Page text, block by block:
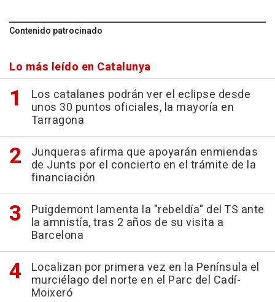
Contenido patrocinado
Lo más leído en Catalunya
Los catalanes podrán ver el eclipse desde
unos 30 puntos oficiales, la mayoría en
Tarragona
Junqueras afirma que apoyarán enmiendas
de Junts por el concierto en el trámite de la
financiación
Puigdemont lamenta la "rebeldía" del TS ante
la amnistía, tras 2 años de su visita a
Barcelona
Localizan por primera vez en la Península el
murciélago del norte en el Parc del Cadí-
Moixeró